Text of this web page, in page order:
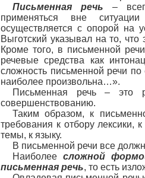
Письменная речь –
применяться вне
осуществляется с опорой на
Выготский указывал на то,
Кроме того, в письменной
речевые средства как
сложность письменной речи
наиболее произвольна…».
Письменная речь – это
совершенствованию.
Таким образом, к
требования к отбору лексики,
темы, к языку.
В письменной речи все
Наиболее сложной
письменная речь, то есть